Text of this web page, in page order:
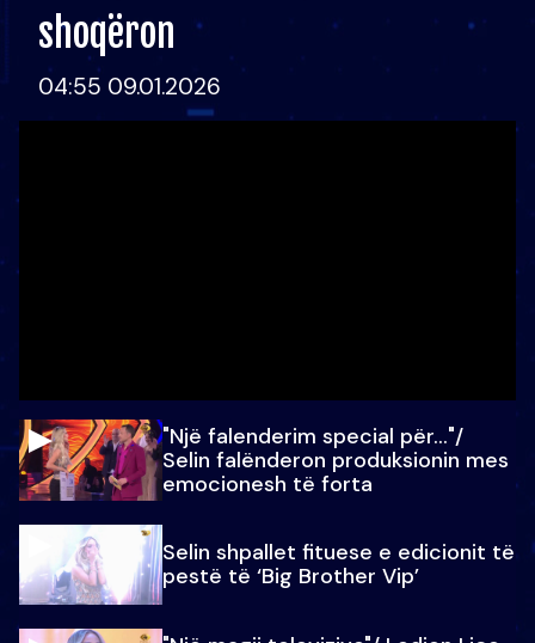
shoqëron
04:55 09.01.2026
"Një falenderim special për…"/
Selin falënderon produksionin mes
emocionesh të forta
Selin shpallet fituese e edicionit të
pestë të ‘Big Brother Vip’